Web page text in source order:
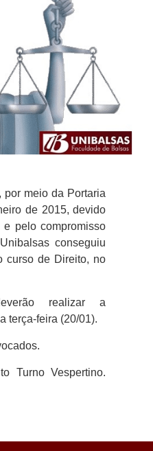
por meio da Portaria
de 2015, devido
pelo compromisso
conseguiu
curso de Direito, no
realizar a
terça-feira (20/01).
Turno Vespertino.